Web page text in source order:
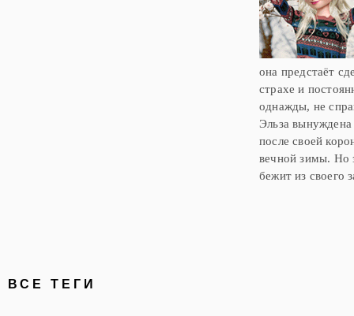
она предстаёт
страхе и
однажды, не
Эльза вынуждена
после своей
вечной зимы. Но
бежит из своего
ВСЕ ТЕГИ